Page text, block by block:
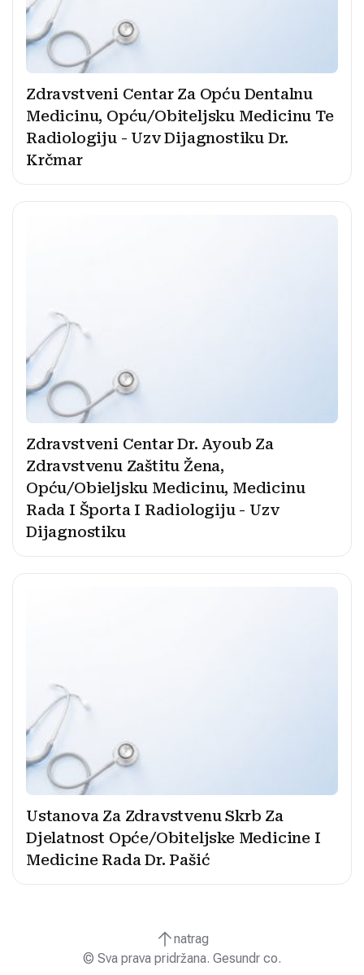
Zdravstveni Centar Za Opću Dentalnu
Medicinu, Opću/Obiteljsku Medicinu Te
Radiologiju - Uzv Dijagnostiku Dr.
Krčmar
Zdravstveni Centar Dr. Ayoub Za
Zdravstvenu Zaštitu Žena,
Opću/Obieljsku Medicinu, Medicinu
Rada I Športa I Radiologiju - Uzv
Dijagnostiku
Ustanova Za Zdravstvenu Skrb Za
Djelatnost Opće/Obiteljske Medicine I
Medicine Rada Dr. Pašić
natrag
© Sva prava pridržana. Gesundr co.